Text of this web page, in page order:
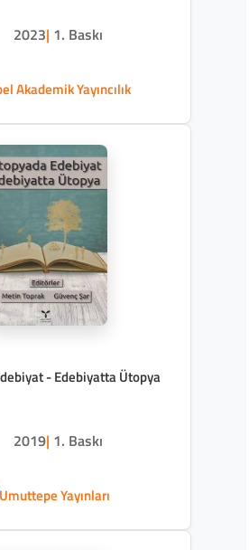
2023| 1. Baskı
Akademik Yayıncılık
- Edebiyatta Ütopya
2019| 1. Baskı
Umuttepe Yayınları